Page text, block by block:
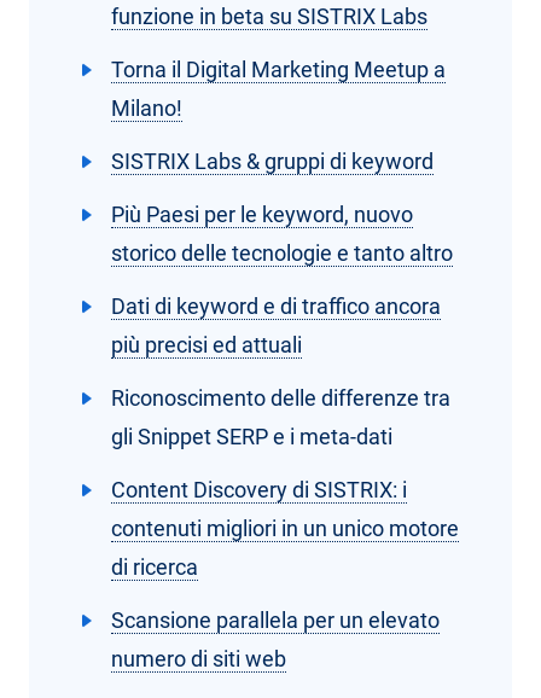
funzione in beta su SISTRIX Labs
Torna il Digital Marketing Meetup a
Milano!
SISTRIX Labs & gruppi di keyword
Più Paesi per le keyword, nuovo
storico delle tecnologie e tanto altro
Dati di keyword e di traffico ancora
più precisi ed attuali
Riconoscimento delle differenze tra
gli Snippet SERP e i meta-dati
Content Discovery di SISTRIX: i
contenuti migliori in un unico motore
di ricerca
Scansione parallela per un elevato
numero di siti web